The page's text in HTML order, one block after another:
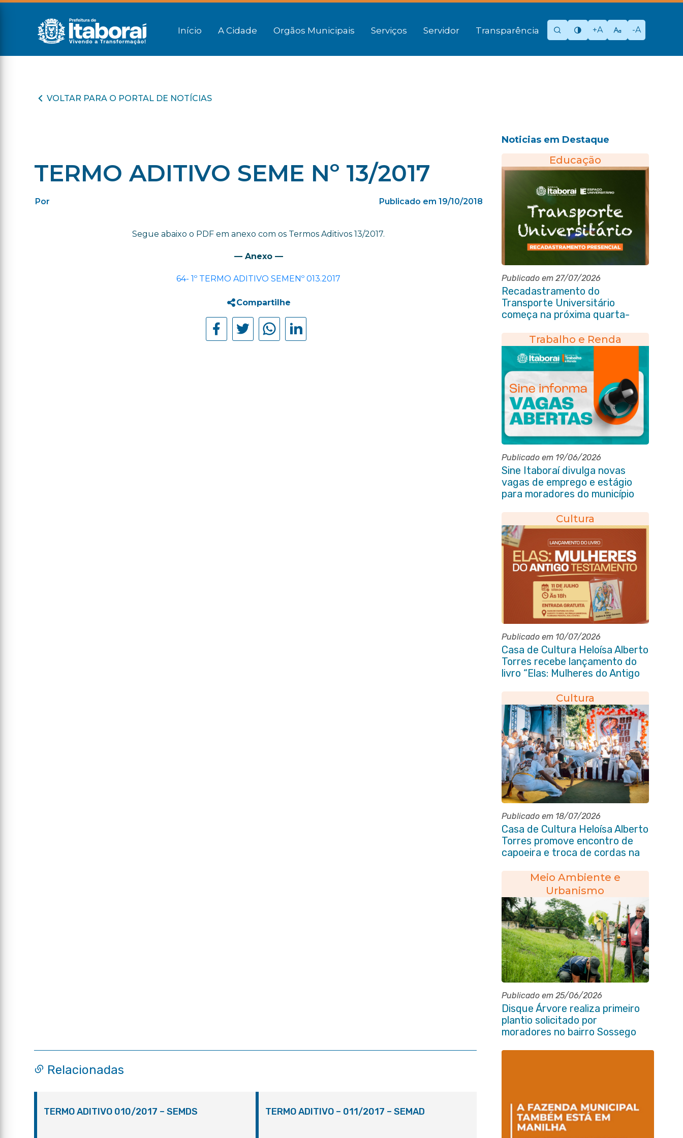
Início A Cidade Orgãos Municipais Serviços Servidor Transparência +A -A
VOLTAR PARA O PORTAL DE NOTÍCIAS
TERMO ADITIVO SEME Nº 13/2017
Por Publicado em 19/10/2018
Segue abaixo o PDF em anexo com os Termos Aditivos 13/2017.
— Anexo —
64- 1º TERMO ADITIVO SEMENº 013.2017
Compartilhe
Noticias em Destaque
Educação
Publicado em 27/07/2026
Recadastramento do
Transporte Universitário
começa na próxima quarta-
Trabalho e Renda
Publicado em 19/06/2026
Sine Itaboraí divulga novas
vagas de emprego e estágio
para moradores do município
Cultura
Publicado em 10/07/2026
Casa de Cultura Heloísa Alberto
Torres recebe lançamento do
livro “Elas: Mulheres do Antigo
Cultura
Publicado em 18/07/2026
Casa de Cultura Heloísa Alberto
Torres promove encontro de
capoeira e troca de cordas na
PeixotoMeio Ambiente e
Urbanismo
Publicado em 25/06/2026
Disque Árvore realiza primeiro
plantio solicitado por
moradores no bairro Sossego
Relacionadas
TERMO ADITIVO 010/2017 – SEMDS TERMO ADITIVO – 011/2017 – SEMAD